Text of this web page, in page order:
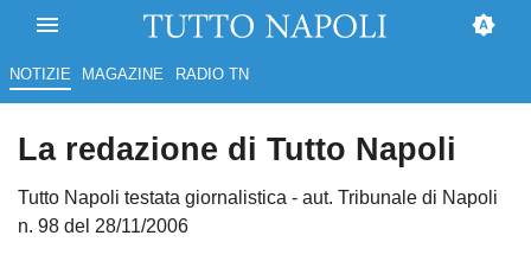
NOTIZIE MAGAZINE RADIO TN
La redazione di Tutto Napoli
Tutto Napoli testata giornalistica - aut. Tribunale di Napoli
n. 98 del 28/11/2006